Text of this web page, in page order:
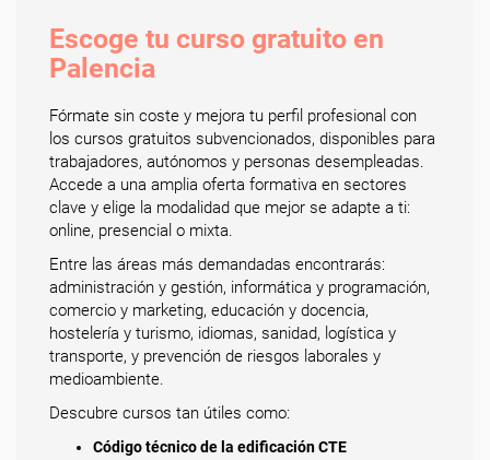
Escoge tu curso gratuito en
Palencia
Fórmate sin coste y mejora tu perfil profesional con
los cursos gratuitos subvencionados, disponibles para
trabajadores, autónomos y personas desempleadas.
Accede a una amplia oferta formativa en sectores
clave y elige la modalidad que mejor se adapte a ti:
online, presencial o mixta.
Entre las áreas más demandadas encontrarás:
administración y gestión, informática y programación,
comercio y marketing, educación y docencia,
hostelería y turismo, idiomas, sanidad, logística y
transporte, y prevención de riesgos laborales y
medioambiente.
Descubre cursos tan útiles como:
Código técnico de la edificación CTE